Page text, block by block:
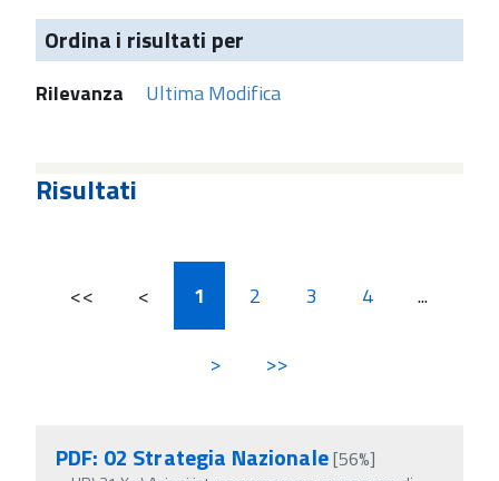
Ordina i risultati per
Rilevanza Ultima Modifica
Risultati
<< < 1 2 3 4 ...
> >>
PDF: 02 Strategia Nazionale[56%]